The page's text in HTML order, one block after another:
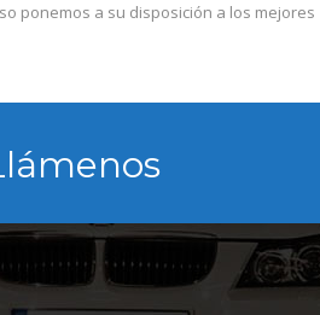
ponemos a su disposición a los mejores